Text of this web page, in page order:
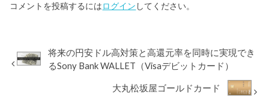
コメントを投稿するにはログイン してください。
将来の円安ドル高対策と高還元率を同時に実現でき
るSony Bank WALLET（Visaデビットカード）
大丸松坂屋ゴールドカード